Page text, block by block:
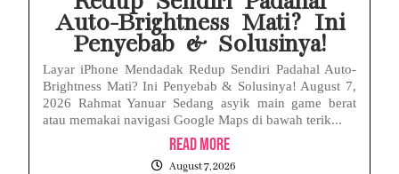
Auto-Brightness Mati? Ini
Penyebab & Solusinya!
Layar iPhone Mendadak Redup Sendiri Padahal Auto-
Brightness Mati? Ini Penyebab & Solusinya! August 7,
2026 Rahmat Yanuar Sedang asyik main game berat
atau memakai navigasi Google Maps di bawah terik...
Read More
August 7, 2026